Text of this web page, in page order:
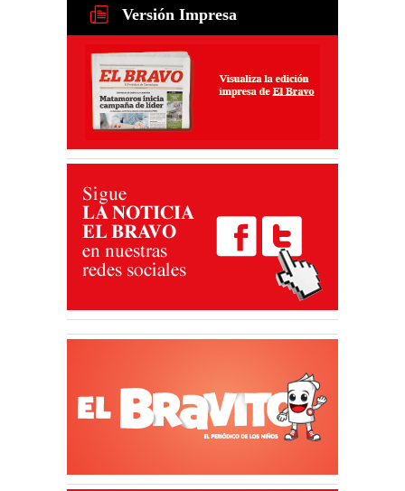
Obras de infraestructura y
mejoramiento vial
transforman colonias de
Matamoros
02 Ago 2026
Versión Impresa